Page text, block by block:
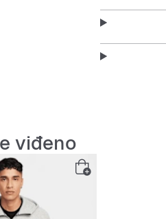
Naš
istodobno
glavnog
viđeno